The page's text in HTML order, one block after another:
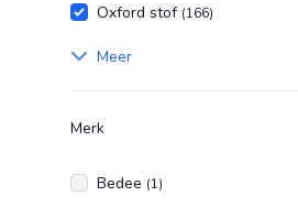
Oxford stof (166)
Meer
Merk
Bedee (1)